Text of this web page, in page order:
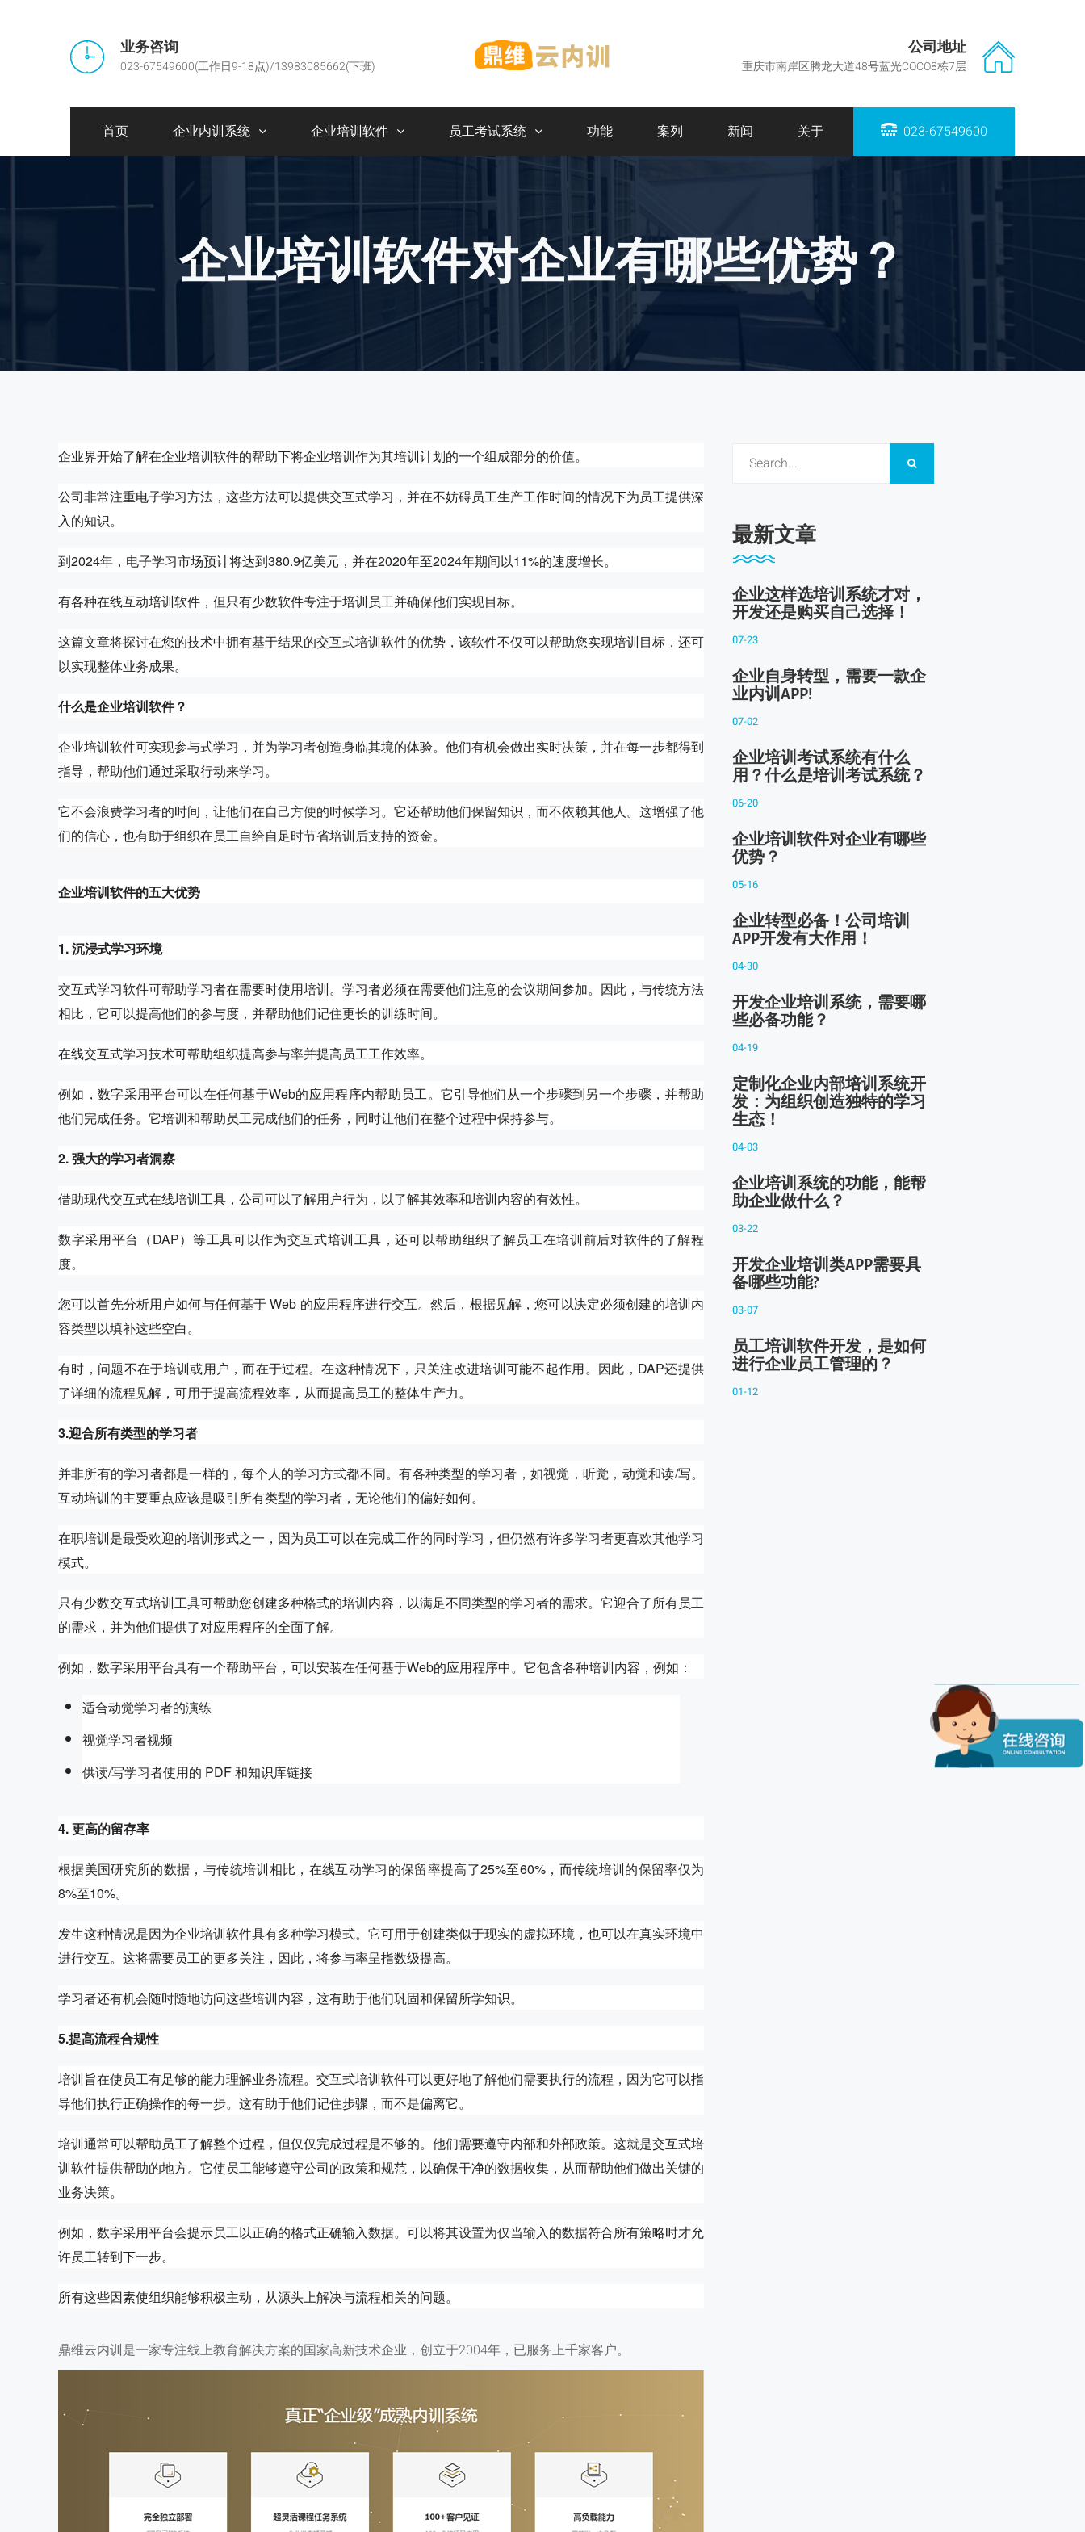
业务咨询
023-67549600(工作日9-18点)/13983085662(下班)
公司地址
重庆市南岸区腾龙大道48号蓝光COCO8栋7层
023-67549600
首页 企业内训系统 企业培训软件 员工考试系统 功能 案列 新闻 关于
企业培训软件对企业有哪些优势？
企业界开始了解在企业培训软件的帮助下将企业培训作为其培训计划的一个组成部分的价值。
公司非常注重电子学习方法，这些方法可以提供交互式学习，并在不妨碍员工生产工作时间的情况下为员工提供深
入的知识。
到2024年，电子学习市场预计将达到380.9亿美元，并在2020年至2024年期间以11%的速度增长。
有各种在线互动培训软件，但只有少数软件专注于培训员工并确保他们实现目标。
这篇文章将探讨在您的技术中拥有基于结果的交互式培训软件的优势，该软件不仅可以帮助您实现培训目标，还可
以实现整体业务成果。
什么是企业培训软件？
企业培训软件可实现参与式学习，并为学习者创造身临其境的体验。他们有机会做出实时决策，并在每一步都得到
指导，帮助他们通过采取行动来学习。
它不会浪费学习者的时间，让他们在自己方便的时候学习。它还帮助他们保留知识，而不依赖其他人。这增强了他
们的信心，也有助于组织在员工自给自足时节省培训后支持的资金。
企业培训软件的五大优势
1. 沉浸式学习环境
交互式学习软件可帮助学习者在需要时使用培训。学习者必须在需要他们注意的会议期间参加。因此，与传统方法
相比，它可以提高他们的参与度，并帮助他们记住更长的训练时间。
在线交互式学习技术可帮助组织提高参与率并提高员工工作效率。
例如，数字采用平台可以在任何基于Web的应用程序内帮助员工。它引导他们从一个步骤到另一个步骤，并帮助
他们完成任务。它培训和帮助员工完成他们的任务，同时让他们在整个过程中保持参与。
2. 强大的学习者洞察
借助现代交互式在线培训工具，公司可以了解用户行为，以了解其效率和培训内容的有效性。
数字采用平台（DAP）等工具可以作为交互式培训工具，还可以帮助组织了解员工在培训前后对软件的了解程
度。
您可以首先分析用户如何与任何基于 Web 的应用程序进行交互。然后，根据见解，您可以决定必须创建的培训内
容类型以填补这些空白。
有时，问题不在于培训或用户，而在于过程。在这种情况下，只关注改进培训可能不起作用。因此，DAP还提供
了详细的流程见解，可用于提高流程效率，从而提高员工的整体生产力。
3.迎合所有类型的学习者
并非所有的学习者都是一样的，每个人的学习方式都不同。有各种类型的学习者，如视觉，听觉，动觉和读/写。
互动培训的主要重点应该是吸引所有类型的学习者，无论他们的偏好如何。
在职培训是最受欢迎的培训形式之一，因为员工可以在完成工作的同时学习，但仍然有许多学习者更喜欢其他学习
模式。
只有少数交互式培训工具可帮助您创建多种格式的培训内容，以满足不同类型的学习者的需求。它迎合了所有员工
的需求，并为他们提供了对应用程序的全面了解。
例如，数字采用平台具有一个帮助平台，可以安装在任何基于Web的应用程序中。它包含各种培训内容，例如：
适合动觉学习者的演练
视觉学习者视频
供读/写学习者使用的 PDF 和知识库链接
4. 更高的留存率
根据美国研究所的数据，与传统培训相比，在线互动学习的保留率提高了25%至60%，而传统培训的保留率仅为
8%至10%。
发生这种情况是因为企业培训软件具有多种学习模式。它可用于创建类似于现实的虚拟环境，也可以在真实环境中
进行交互。这将需要员工的更多关注，因此，将参与率呈指数级提高。
学习者还有机会随时随地访问这些培训内容，这有助于他们巩固和保留所学知识。
5.提高流程合规性
培训旨在使员工有足够的能力理解业务流程。交互式培训软件可以更好地了解他们需要执行的流程，因为它可以指
导他们执行正确操作的每一步。这有助于他们记住步骤，而不是偏离它。
培训通常可以帮助员工了解整个过程，但仅仅完成过程是不够的。他们需要遵守内部和外部政策。这就是交互式培
训软件提供帮助的地方。它使员工能够遵守公司的政策和规范，以确保干净的数据收集，从而帮助他们做出关键的
业务决策。
例如，数字采用平台会提示员工以正确的格式正确输入数据。可以将其设置为仅当输入的数据符合所有策略时才允
许员工转到下一步。
所有这些因素使组织能够积极主动，从源头上解决与流程相关的问题。
鼎维云内训是一家专注线上教育解决方案的国家高新技术企业，创立于2004年，已服务上千家客户。
最新文章
企业这样选培训系统才对，
开发还是购买自己选择！
07-23
企业自身转型，需要一款企
业内训APP!
07-02
企业培训考试系统有什么
用？什么是培训考试系统？
06-20
企业培训软件对企业有哪些
优势？
05-16
企业转型必备！公司培训
APP开发有大作用！
04-30
开发企业培训系统，需要哪
些必备功能？
04-19
定制化企业内部培训系统开
发：为组织创造独特的学习
生态！
04-03
企业培训系统的功能，能帮
助企业做什么？
03-22
开发企业培训类APP需要具
备哪些功能?
03-07
员工培训软件开发，是如何
进行企业员工管理的？
01-12